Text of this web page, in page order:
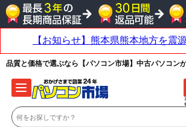
品質と価格で選ぶなら【パソコン市場】中古パソコン